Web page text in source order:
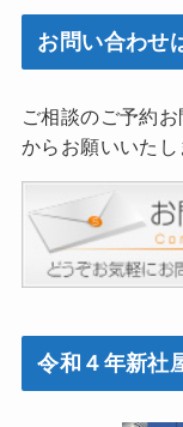
お問い合わせ
ご相談のご予約
からお願いいたし
令和４年新社